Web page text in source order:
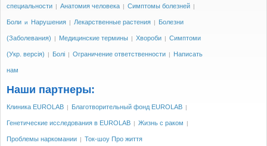
специальности | Анатомия человека | Симптомы болезней |
Боли и Нарушения | Лекарственные растения | Болезни
(Заболевания) | Медицинские термины | Хвороби | Симптоми
(Укр. версія) | Болі | Ограничение ответственности | Написать
нам
Наши партнеры:
Клиника EUROLAB | Благотворительный фонд EUROLAB |
Генетические исследования в EUROLAB | Жизнь с раком |
Проблемы наркомании | Ток-шоу Про життя